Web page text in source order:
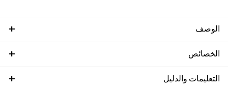
الوصف
الخصائص
التعليمات والدليل